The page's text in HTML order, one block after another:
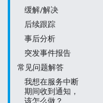
缓解/解决
后续跟踪
事后分析
突发事件报告
常见问题解答
我想在服务中断
期间收到通知，
该怎么做？